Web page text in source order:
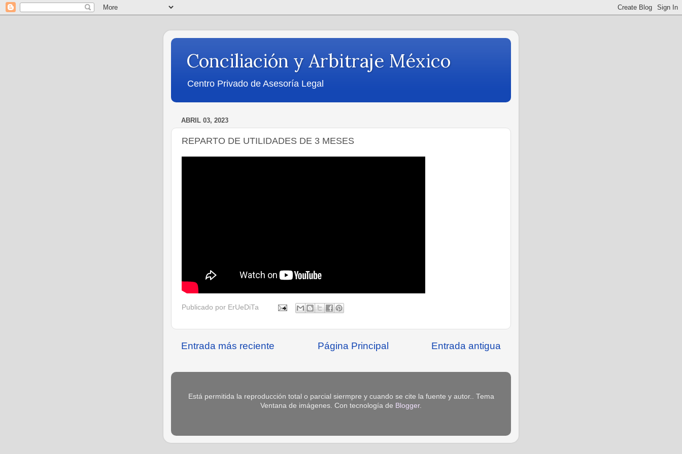
Conciliación y Arbitraje México
Centro Privado de Asesoría Legal
ABRIL 03, 2023
REPARTO DE UTILIDADES DE 3 MESES
Publicado por ErUeDiTa
Entrada más reciente Entrada antigua
Página Principal
Está permitida la reproducción total o parcial siermpre y cuando se cite la fuente y autor.. Tema
Ventana de imágenes. Con tecnología de Blogger.